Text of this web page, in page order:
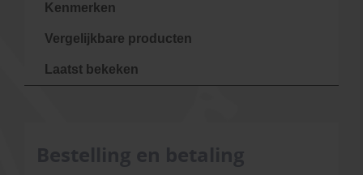
Kenmerken
Vergelijkbare producten
Laatst bekeken